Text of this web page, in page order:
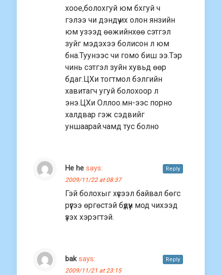
хоое,болохгуй юм бхгуй ч
гэлээ чи дэндүү их олон янзийн
юм узээд өөжийнхөө сэтгэл
зуйг мэдэхээ болисон л юм
бна.Туунээс чи гомо биш ээ.Тэр
чинь сэтгэл зуйн хувьд өөр
бдаг.ЦХи тогтмол бэлгийн
хавитагч угуй болохоор л
энэ.ЦХи Оллоо.мн-ээс порно
халдвар гэж сэдвийг
уншаарай.чамд тус болно
He he says:
2009/11/22 at 08:37
Гэй болохыг хүсээл байвал бөгс
рүүгээ өргөстэй бүдүүн мод чихээд
үзэх хэрэгтэй.
Reply
bak says:
2009/11/21 at 23:15
Reply